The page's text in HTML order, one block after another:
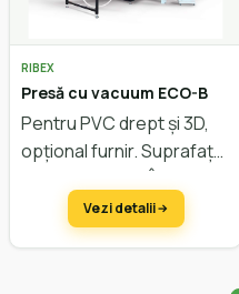
RIBEX
Presă cu vacuum ECO-B
Pentru PVC drept și 3D,
opțional furnir. Suprafață
2300 x 1210 mm. Înălțime
de lucru 450 mm.
Vezi detalii